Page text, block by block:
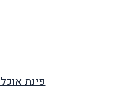
פינת אוכל